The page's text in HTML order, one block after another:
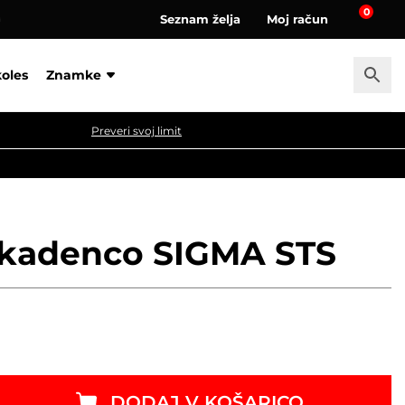
Seznam želja Moj račun 0
Znamke
Preveri svoj limit
SIGMA STS